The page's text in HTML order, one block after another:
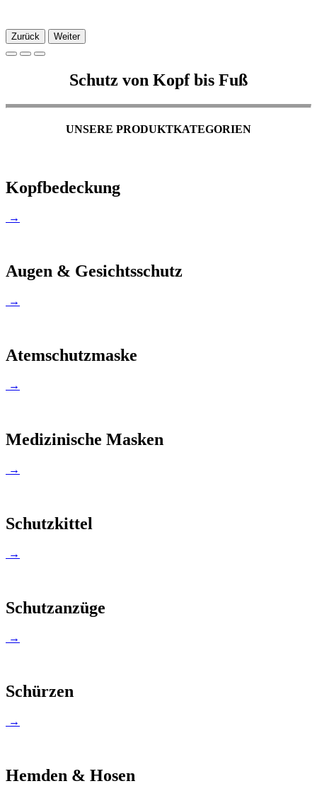
Zurück Weiter
Schutz von Kopf bis Fuß
UNSERE PRODUKTKATEGORIEN
Kopfbedeckung
→
Augen & Gesichtsschutz
→
Atemschutzmaske
→
Medizinische Masken
→
Schutzkittel
→
Schutzanzüge
→
Schürzen
→
Hemden & Hosen